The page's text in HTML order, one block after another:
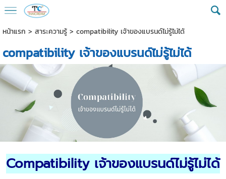
หน้าแรก > สาระความรู้> compatibility เจ้าของแบรนด์ไม่รู้ไม่ได้
compatibility เจ้าของแบรนด์ไม่รู้ไม่ได้
Compatibility เจ้าของแบรนด์ไม่รู้ไม่ได้